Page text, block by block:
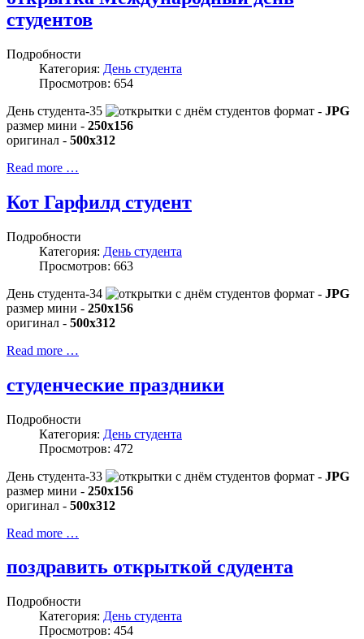
студентов
Подробности
Категория: День студента
Просмотров: 654
День студента-35
формат - JPG
размер мини - 250x156
оригинал - 500x312
Read more …
Кот Гарфилд студент
Подробности
Категория: День студента
Просмотров: 663
День студента-34
формат - JPG
размер мини - 250x156
оригинал - 500x312
Read more …
студенческие праздники
Подробности
Категория: День студента
Просмотров: 472
День студента-33
формат - JPG
размер мини - 250x156
оригинал - 500x312
Read more …
поздравить открыткой сдудента
Подробности
Категория: День студента
Просмотров: 454